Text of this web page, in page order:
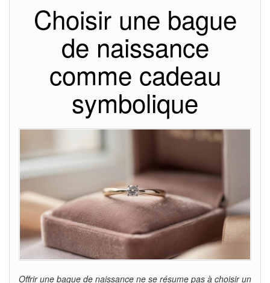
Choisir une bague
de naissance
comme cadeau
symbolique
Offrir une bague de naissance ne se résume pas à choisir un